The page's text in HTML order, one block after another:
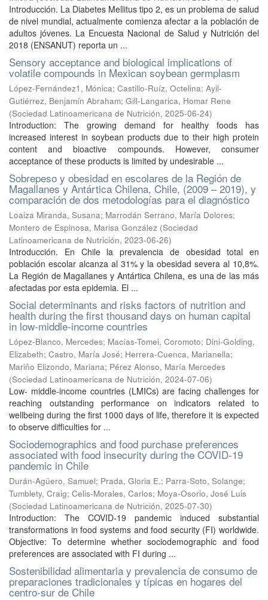
Introducción. La Diabetes Mellitus tipo 2, es un problema de salud
de nivel mundial, actualmente comienza afectar a la población de
adultos jóvenes. La Encuesta Nacional de Salud y Nutrición del
2018 (ENSANUT) reporta un ...
Sensory acceptance and biological implications of
volatile compounds in Mexican soybean germplasm
López-Fernández1, Mónica; Castillo-Ruíz, Octelina; Ayil-
Gutiérrez, Benjamín Abraham; Gill-Langarica, Homar Rene
(Sociedad Latinoamericana de Nutrición, 2025-06-24)
Introduction: The growing demand for healthy foods has
increased interest in soybean products due to their high protein
content and bioactive compounds. However, consumer
acceptance of these products is limited by undesirable ...
Sobrepeso y obesidad en escolares de la Región de
Magallanes y Antártica Chilena, Chile, (2009 – 2019), y
comparación de dos metodologías para el diagnóstico
Loaiza Miranda, Susana; Marrodán Serrano, María Dolores;
Montero de Espinosa, Marisa González (Sociedad
Latinoamericana de Nutrición, 2023-06-26)
Introducción. En Chile la prevalencia de obesidad total en
población escolar alcanza al 31% y la obesidad severa al 10,8%.
La Región de Magallanes y Antártica Chilena, es una de las más
afectadas por esta epidemia. El ...
Social determinants and risks factors of nutrition and
health during the first thousand days on human capital
in low-middle-income countries
López-Blanco, Mercedes; Macías-Tomei, Coromoto; Dini-Golding,
Elizabeth; Castro, María José; Herrera-Cuenca, Marianella;
Mariño Elizondo, Mariana; Pérez Alonso, María Mercedes
(Sociedad Latinoamericana de Nutrición, 2024-07-06)
Low- middle-income countries (LMICs) are facing challenges for
reaching outstanding performance on indicators related to
wellbeing during the first 1000 days of life, therefore it is expected
to observe difficulties for ...
Sociodemographics and food purchase preferences
associated with food insecurity during the COVID-19
pandemic in Chile
Durán-Agüero, Samuel; Prada, Gloria E.; Parra-Soto, Solange;
Tumblety, Craig; Celis-Morales, Carlos; Moya-Osorio, José Luis
(Sociedad Latinoamericana de Nutrición, 2025-07-30)
Introduction: The COVID-19 pandemic induced substantial
transformations in food systems and food security (FI) worldwide.
Objective: To determine whether sociodemographic and food
preferences are associated with FI during ...
Sostenibilidad alimentaria y prevalencia de consumo de
preparaciones tradicionales y típicas en hogares del
centro-sur de Chile